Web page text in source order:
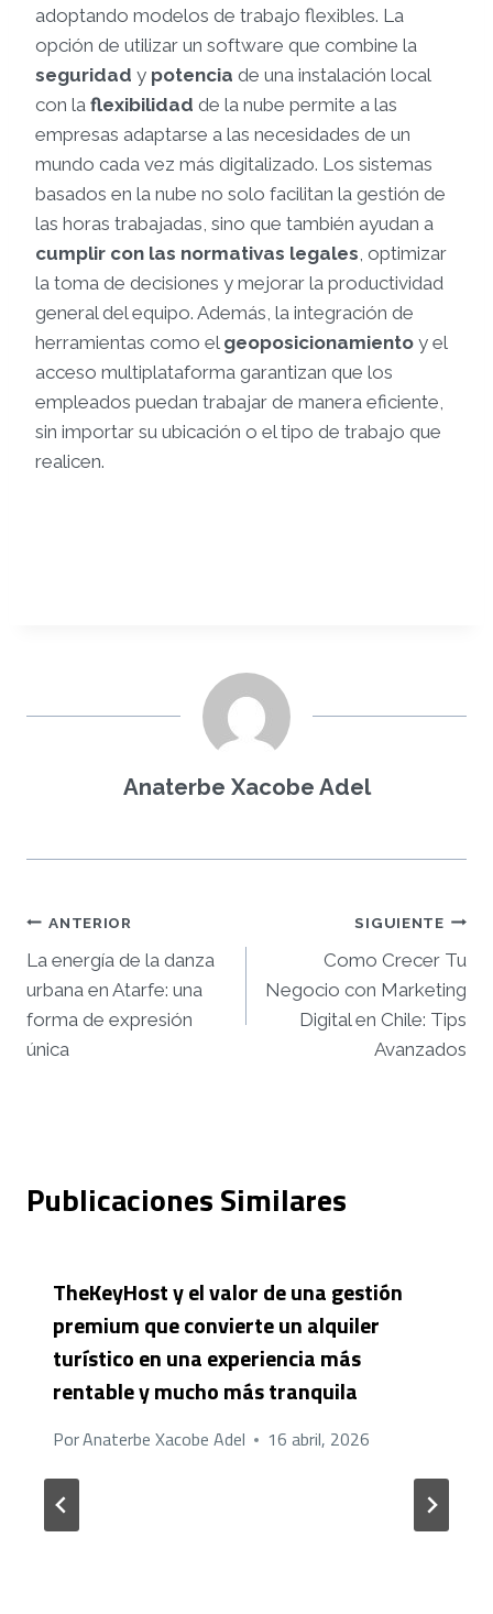
adoptando modelos de trabajo flexibles. La
opción de utilizar un software que combine la
seguridad y potencia de una instalación local
con la flexibilidad de la nube permite a las
empresas adaptarse a las necesidades de un
mundo cada vez más digitalizado. Los sistemas
basados en la nube no solo facilitan la gestión de
las horas trabajadas, sino que también ayudan a
cumplir con las normativas legales, optimizar
la toma de decisiones y mejorar la productividad
general del equipo. Además, la integración de
herramientas como el geoposicionamiento y el
acceso multiplataforma garantizan que los
empleados puedan trabajar de manera eficiente,
sin importar su ubicación o el tipo de trabajo que
realicen.
Anaterbe Xacobe Adel
Navegación
de
entradas
ANTERIOR
La energía de la danza
urbana en Atarfe: una
forma de expresión
única
SIGUIENTE
Сomo Crecer Tu
Negocio con Marketing
Digital en Chile: Tips
Avanzados
Publicaciones Similares
TheKeyHost y el valor de una gestión
premium que convierte un alquiler
turístico en una experiencia más
rentable y mucho más tranquila
PorAnaterbe Xacobe Adel 16 abril, 2026